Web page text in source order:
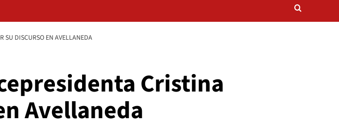
SU DISCURSO EN AVELLANEDA
Cristina
Avellaneda